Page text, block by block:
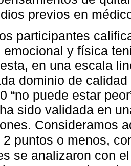
previos en
participantes
emocional y física
en una escala
dominio de
“no puede estar
sido validada en
Consideramos
2 puntos o menos,
se analizaron con